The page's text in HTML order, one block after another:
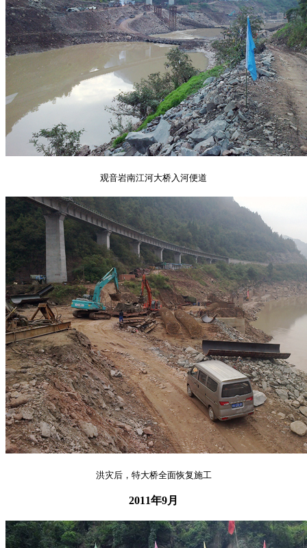
观音岩南江河大桥入河便道
洪灾后，特大桥全面恢复施工
2011年9月